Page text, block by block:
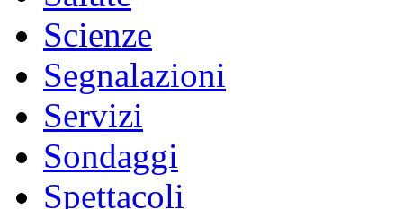
Scienze
Segnalazioni
Servizi
Sondaggi
Spettacoli